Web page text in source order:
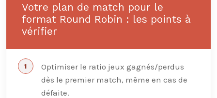
Votre plan de match pour le
format Round Robin : les points à
vérifier
Optimiser le ratio jeux gagnés/perdus
dès le premier match, même en cas de
défaite.